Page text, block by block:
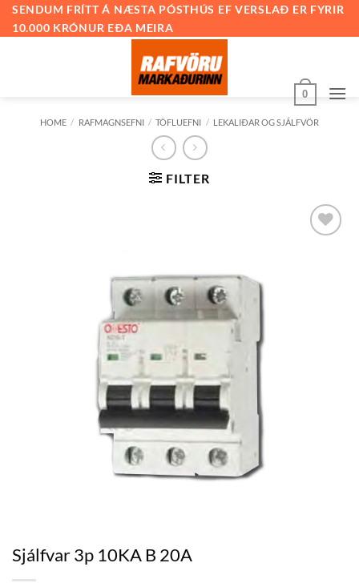
SkipSENDUM FRÍTT Á NÆSTA PÓSTHÚS EF VERSLAÐ ER FYRIR
10.000 KRÓNUR EÐA MEIRA
0
HOME / RAFMAGNSEFNI / TÖFLUEFNI / LEKALIÐAR OG SJÁLFVÖR
FILTER
Sjálfvar 3p 10KA B 20A